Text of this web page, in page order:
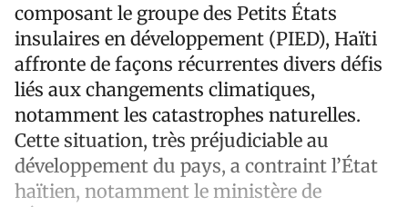
composant le groupe des Petits États
insulaires en développement (PIED), Haïti
affronte de façons récurrentes divers défis
liés aux changements climatiques,
notamment les catastrophes naturelles.
Cette situation, très préjudiciable au
développement du pays, a contraint l’État
haïtien, notamment le ministère de